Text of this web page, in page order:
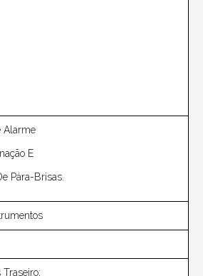
Alarme
E
Pára-Brisas.
Traseiro;